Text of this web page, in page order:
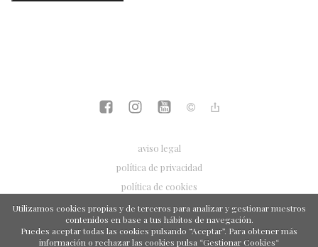
aviso legal
política de privacidad
política de cookies
Utilizamos cookies propias y de terceros para analizar y gestionar nuestros
contenidos en base a tus hábitos de navegación.
Puedes aceptar todas las cookies pulsando “Aceptar”. Para obtener más
información o rechazar las cookies pulsa “Gestionar Cookies“